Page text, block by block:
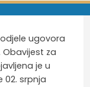
ugovora
za
je u
02. srpnja